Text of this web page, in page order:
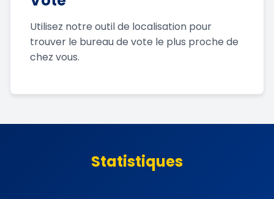
Utilisez notre outil de localisation pour
trouver le bureau de vote le plus proche de
chez vous.
Statistiques